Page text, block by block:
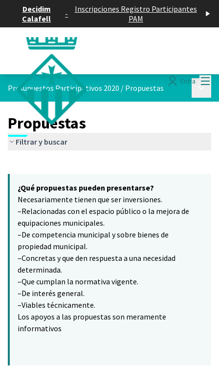
Decidim
Calafell
-
Inscripciones Registro Participantes
PAM
Entra
Presupuestos Participativos 2020 / Propuestas
Propuestas
Filtrar y buscar
−
¿Qué propuestas pueden presentarse?
Necesariamente tienen que ser inversiones.
–Relacionadas con el espacio público o la mejora de
equipaciones municipales.
–De competencia municipal y sobre bienes de
propiedad municipal.
–Concretas y que den respuesta a una necesidad
determinada.
–Que cumplan la normativa vigente.
–De interés general.
–Viables técnicamente.
Los apoyos a las propuestas son meramente
informativos